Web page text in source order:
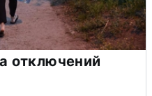
отключений